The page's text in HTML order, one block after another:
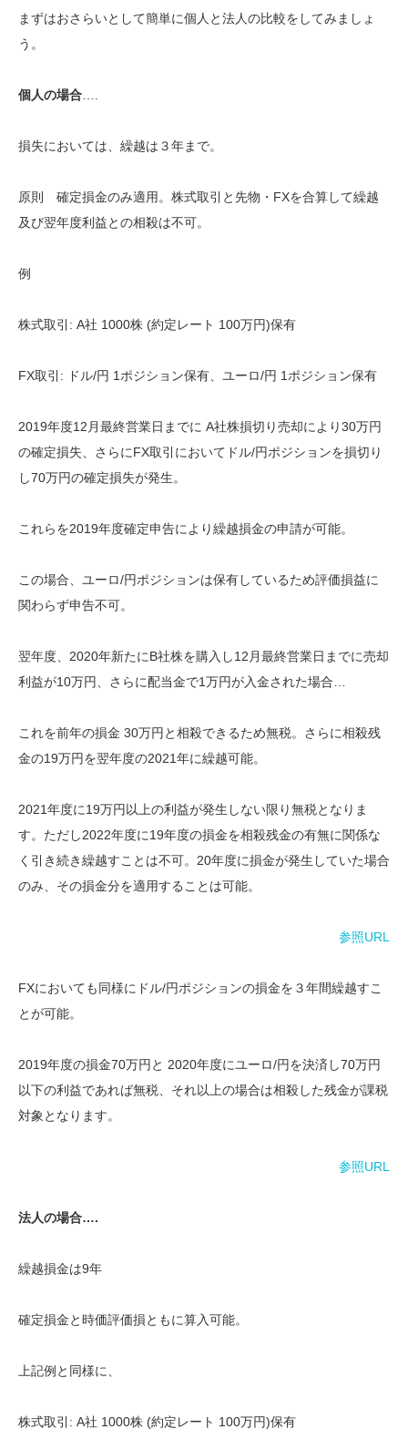
まずはおさらいとして簡単に個人と法人の比較をしてみましょ
う。
個人の場合
損失においては、繰越は３年まで。
原則 確定損金のみ適用。株式取引と先物・FXを合算して繰越
及び翌年度利益との相殺は不可。
例
株式取引: A社 1000株 (約定レート 100万円)保有
FX取引: ドル/円 1ポジション保有、ユーロ/円 1ポジション保有
2019年度12月最終営業日までに A社株損切り売却により30万円
の確定損失、さらにFX取引においてドル/円ポジションを損切り
し70万円の確定損失が発生。
これらを2019年度確定申告により繰越損金の申請が可能。
この場合、ユーロ/円ポジションは保有しているため評価損益に
関わらず申告不可。
翌年度、2020年新たにB社株を購入し12月最終営業日までに売却
利益が10万円、さらに配当金で1万円が入金された場合…
これを前年の損金 30万円と相殺できるため無税。さらに相殺残
金の19万円を翌年度の2021年に繰越可能。
2021年度に19万円以上の利益が発生しない限り無税となりま
す。ただし2022年度に19年度の損金を相殺残金の有無に関係な
く引き続き繰越すことは不可。20年度に損金が発生していた場合
のみ、その損金分を適用することは可能。
参照URL
FXにおいても同様にドル/円ポジションの損金を３年間繰越すこ
とが可能。
2019年度の損金70万円と 2020年度にユーロ/円を決済し70万円
以下の利益であれば無税、それ以上の場合は相殺した残金が課税
対象となります。
参照URL
法人の場合….
繰越損金は9年
確定損金と時価評価損ともに算入可能。
上記例と同様に、
株式取引: A社 1000株 (約定レート 100万円)保有